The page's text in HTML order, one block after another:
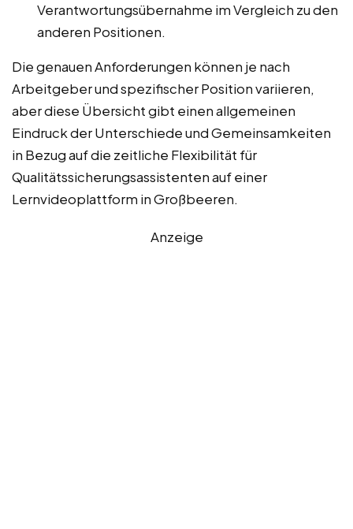
Verantwortungsübernahme im Vergleich zu den
anderen Positionen.
Die genauen Anforderungen können je nach
Arbeitgeber und spezifischer Position variieren,
aber diese Übersicht gibt einen allgemeinen
Eindruck der Unterschiede und Gemeinsamkeiten
in Bezug auf die zeitliche Flexibilität für
Qualitätssicherungsassistenten auf einer
Lernvideoplattform in Großbeeren.
Anzeige